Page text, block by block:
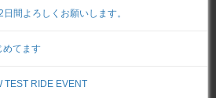
間よろしくお願いします。
めてます
RIDE EVENT